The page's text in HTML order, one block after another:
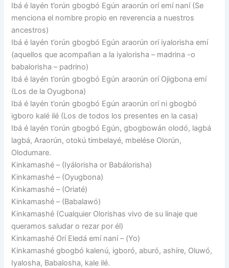
Ibá é layén t’orún gbogbó Egún araorún orí emí naní (Se
menciona el nombre propio en reverencia a nuestros
ancestros)
Ibá é layén t’orún gbogbó Egún araorún orí iyalorisha emí
(aquellos que acompañan a la iyalorisha – madrina -o
babalorisha – padrino)
Ibá é layén t’orún gbogbó Egún araorún orí Ojigbona emí
(Los de la Oyugbona)
Ibá é layén t’orún gbogbó Egún araorún orí ni gbogbó
igboro kalé ilé (Los de todos los presentes en la casa)
Ibá é layén t’orún gbogbó Egún, gbogbowán olodó, lagbá
lagbá, Araorún, otokú timbelayé, mbelése Olorún,
Olodumare.
Kinkamashé – (Iyálorisha or Babálorisha)
Kinkamashé – (Oyugbona)
Kinkamashé – (Oriaté)
Kinkamashé – (Babalawó)
Kinkamashé (Cualquier Olorishas vivo de su linaje que
queramos saludar o rezar por él)
Kinkamashé Orí Eledá emí naní – (Yo)
Kinkamashé gbogbó kalenú, igboró, aburó, ashíre, Oluwó,
Iyalosha, Babalosha, kale ilé.